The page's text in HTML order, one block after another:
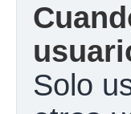
Solo